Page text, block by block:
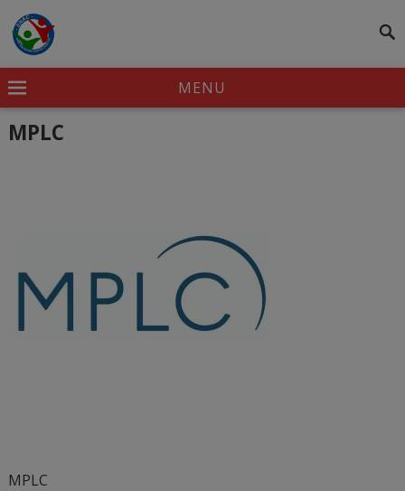
MENU
MPLC
MPLC